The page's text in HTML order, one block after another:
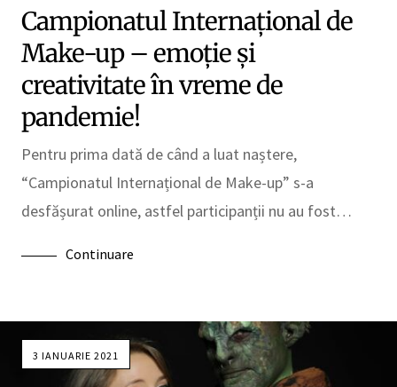
Campionatul Internațional de
Make-up – emoție și
creativitate în vreme de
pandemie!
Pentru prima dată de când a luat naștere,
“Campionatul Internațional de Make-up” s-a
desfășurat online, astfel participanții nu au fost…
Continuare
3 IANUARIE 2021